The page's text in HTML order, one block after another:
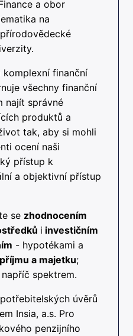
a obor
na
komplexní finanční
všechny finanční
najít správné
produktů a
tak, aby si mohli
ocení naši
přístup k
a objektivní přístup
se zhodnocením
i investičním
- hypotékami a
a majetku;
spektrem.
úvěrů
Insia, a.s. Pro
penzijního